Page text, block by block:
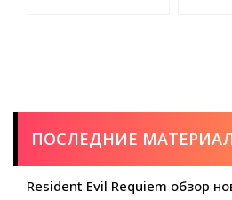
ПОСЛЕДНИЕ
Resident Evil Requiem обзор